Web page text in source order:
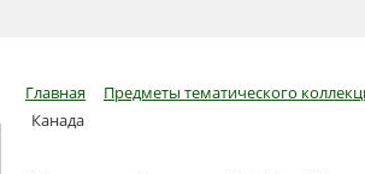
Главная Предметы тематического
Канада